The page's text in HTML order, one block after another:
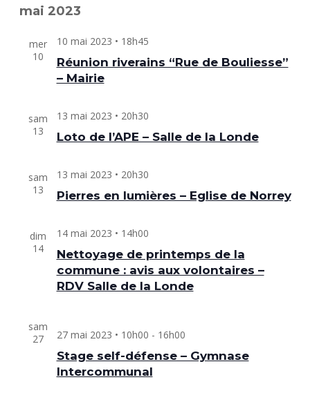
vues
une
mai 2023
mer
10
Réunion riverains “Rue de Bouliesse”
– Mairie
10 mai 2023 • 18h45
sam
13
Loto de l’APE – Salle de la Londe
13 mai 2023 • 20h30
sam
13
Pierres en lumières – Eglise de Norrey
13 mai 2023 • 20h30
dim
14
Nettoyage de printemps de la
commune : avis aux volontaires –
RDV Salle de la Londe
14 mai 2023 • 14h00
sam
27
Stage self-défense – Gymnase
Intercommunal
27 mai 2023 • 10h00 - 16h00